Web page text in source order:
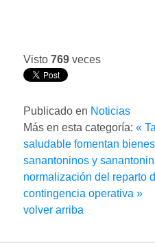
Visto 769 veces
Publicado en Noticias
Más en esta categoría: «
saludable fomentan
sanantoninos y
normalización del reparto
contingencia operativa »
volver arriba